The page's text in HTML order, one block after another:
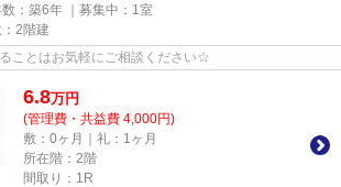
：築6年 ｜募集中： 1室
2階建
ことはお気軽にご相談ください☆
6.8万円
(管理費・共益費 4,000円)
敷：0ヶ月｜礼：1ヶ月
所在階：2階
間取り：1R